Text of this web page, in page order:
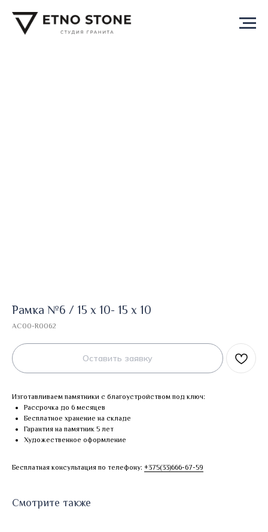
Рамка №6 / 15 х 10- 15 х 10
AC00-R0062
Оставить заявку
Изготавливаем памятники с благоустройством под ключ:
Рассрочка до 6 месяцев
Бесплатное хранение на складе
Гарантия на памятник 5 лет
Художественное оформление
Бесплатная консультация по телефону: +375(33)666-67-59
Смотрите также